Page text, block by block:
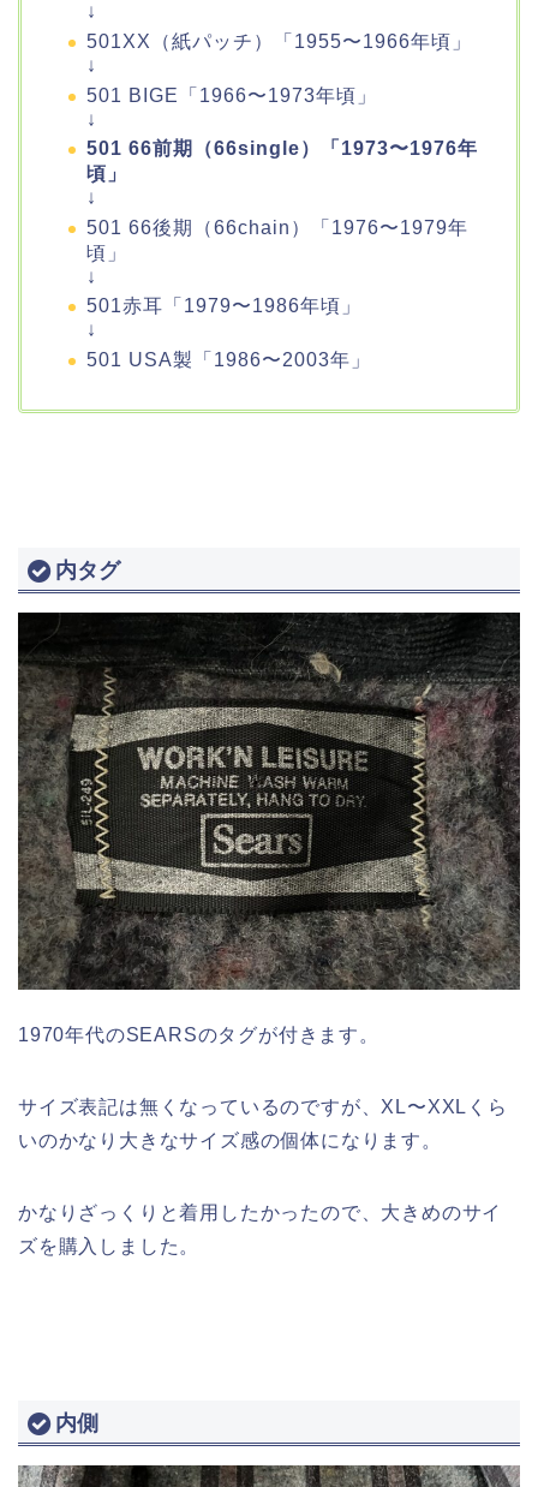
↓
501XX（紙パッチ）「1955〜1966年頃」
↓
501 BIGE「1966〜1973年頃」
↓
501 66前期（66single）「1973〜1976年
頃」
↓
501 66後期（66chain）「1976〜1979年
頃」
↓
501赤耳「1979〜1986年頃」
↓
501 USA製「1986〜2003年」
内タグ
1970年代のSEARSのタグが付きます。
サイズ表記は無くなっているのですが、XL〜XXLくら
いのかなり大きなサイズ感の個体になります。
かなりざっくりと着用したかったので、大きめのサイ
ズを購入しました。
内側